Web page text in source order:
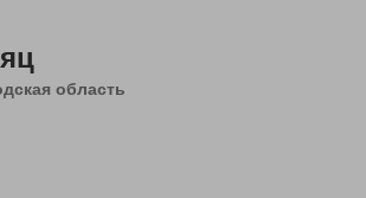
область